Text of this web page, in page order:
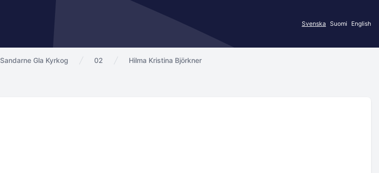
Svenska Suomi English
Sandarne Gla Kyrkog 02 Hilma Kristina Björkner